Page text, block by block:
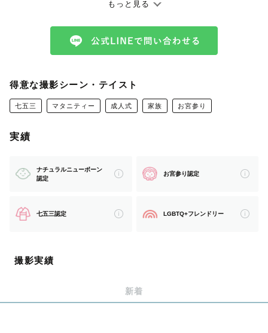
みなさんの素敵ギアを
撮影させて下さい🫶🏾
お話しする事が大好きです☺︎♫
お着付けも得意なので
着崩れもお直しできます✨
県を跨ぐ遠方の撮影も対応可能です♪
もっと見る
得意な撮影シーン・テイスト
七五三 マタニティー 成人式 家族 お宮参り
実績
ナチュラルニューボーン
認定
お宮参り認定
七五三認定 LGBTQ+フレンドリー
撮影実績
新着